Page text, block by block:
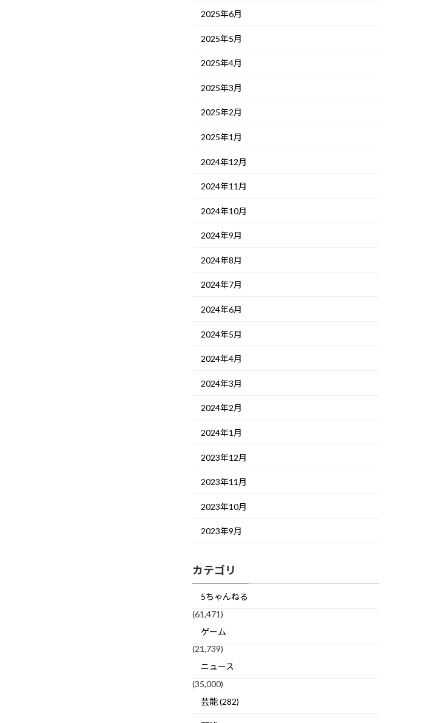
2025年6月
2025年5月
2025年4月
2025年3月
2025年2月
2025年1月
2024年12月
2024年11月
2024年10月
2024年9月
2024年8月
2024年7月
2024年6月
2024年5月
2024年4月
2024年3月
2024年2月
2024年1月
2023年12月
2023年11月
2023年10月
2023年9月
カテゴリ
5ちゃんねる
(61,471)
ゲーム
(21,739)
ニュース
(35,000)
芸能 (282)